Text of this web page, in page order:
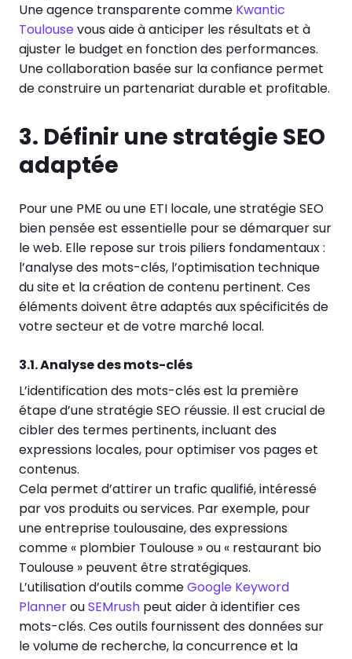
Une agence transparente comme Kwantic
Toulousevous aide à anticiper les résultats et à
ajuster le budget en fonction des performances.
Une collaboration basée sur la confiance permet
de construire un partenariat durable et profitable.
3. Définir une stratégie SEO
adaptée
Pour une PME ou une ETI locale, une stratégie SEO
bien pensée est essentielle pour se démarquer sur
le web. Elle repose sur trois piliers fondamentaux :
l’analyse des mots-clés, l’optimisation technique
du site et la création de contenu pertinent. Ces
éléments doivent être adaptés aux spécificités de
votre secteur et de votre marché local.
3.1. Analyse des mots-clés
L’identification des mots-clés est la première
étape d’une stratégie SEO réussie. Il est crucial de
cibler des termes pertinents, incluant des
expressions locales, pour optimiser vos pages et
contenus.
Cela permet d’attirer un trafic qualifié, intéressé
par vos produits ou services. Par exemple, pour
une entreprise toulousaine, des expressions
comme « plombier Toulouse » ou « restaurant bio
Toulouse » peuvent être stratégiques.
L’utilisation d’outils commeGoogle Keyword
PlannerouSEMrush peut aider à identifier ces
mots-clés. Ces outils fournissent des données sur
le volume de recherche, la concurrence et la